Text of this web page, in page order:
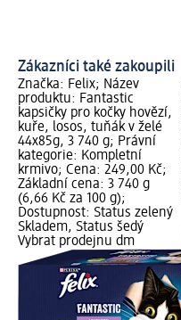
Zákazníci také zakoupili
Značka: Felix; Název
produktu: Fantastic
kapsičky pro kočky hovězí,
kuře, losos, tuňák v želé
44x85g, 3 740 g; Právní
kategorie: Kompletní
krmivo; Cena: 249,00 Kč;
Základní cena: 3 740 g
(6,66 Kč za 100 g);
Dostupnost: Status zelený
Skladem, Status šedý
Vybrat prodejnu dm